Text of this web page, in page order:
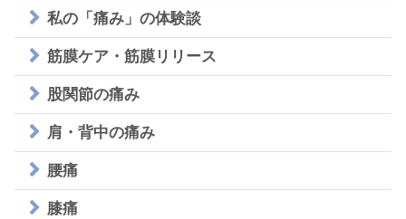
私の「痛み」の体験談
筋膜ケア・筋膜リリース
股関節の痛み
肩・背中の痛み
腰痛
膝痛